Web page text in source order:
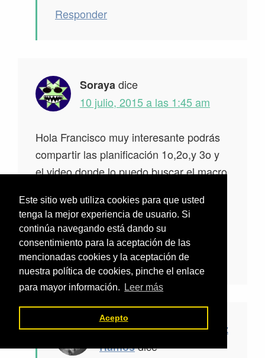
Este sitio web utiliza cookies para que usted
tenga la mejor experiencia de usuario. Si
continúa navegando está dando su
consentimiento para la aceptación de las
mencionadas cookies y la aceptación de
nuestra política de cookies, pinche el enlace
para mayor información.
Leer más
Acepto
Responder
Sorayadice
10 julio, 2015 a las 1:45 am
Hola Francisco muy interesante podrás
compartir las planificación 1o,2o,y 3o y
el video donde lo puedo buscar el macro
,gracia por compartir tu experiencia y
aprender de ti .
Responder
Francisco Javier Vázquez
Ramosdice